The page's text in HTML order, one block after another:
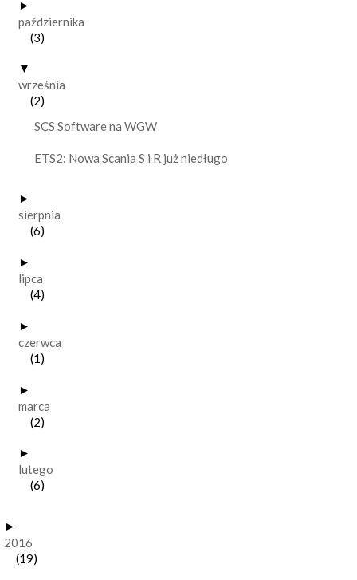
►
października
(3)
▼
września
(2)
SCS Software na WGW
ETS2: Nowa Scania S i R już niedługo
►
sierpnia
(6)
►
lipca
(4)
►
czerwca
(1)
►
marca
(2)
►
lutego
(6)
►
2016
(19)